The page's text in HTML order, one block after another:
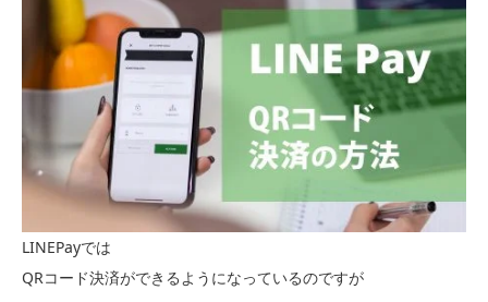
LINEPayでは
QRコード決済ができるようになっているのですが